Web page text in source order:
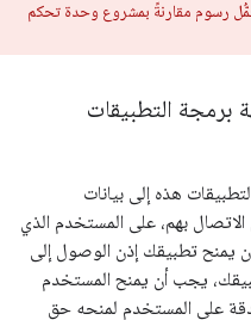
رسوم مقارنةً بمشروع وحدة تحكم
برمجة التطبيقات
هذه إلى بيانات
بهم، على المستخدم الذي
يمنح تطبيقك إذن الوصول إلى
يجب أن يمنح المستخدم
على المستخدم لمنحه حق